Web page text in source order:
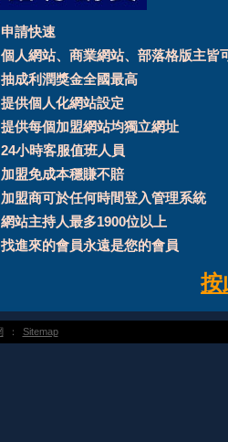
申請快速
個人網站、商業網站、部落格版主皆
抽成利潤獎金全國最高
提供個人化網站設定
提供每個加盟網站均獨立網址
24小時客服值班人員
加盟免成本穩賺不賠
加盟商可於任何時間登入管理系統
網站主持人最多1900位以上
找進來的會員永遠是您的會員
按
： Sitemap